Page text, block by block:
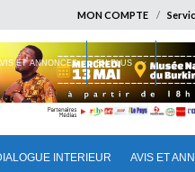
MON COMPTE
INTERIEUR AVIS ET
ET ANNONCES EN PLUS